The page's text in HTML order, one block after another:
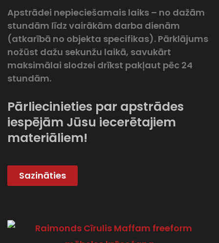
Apstrādei nepieciešamais laiks – no dažām
stundām līdz vairākām darba dienām
(atkarībā no objekta specifikas). Pārklājums
nožūst dažu sekunžu laikā, savukārt
maksimālai slodzei drīkst pakļaut pēc 24
stundām.
Pārliecinieties par apstrādes
iespējām Jūsu iecerētajiem
materiāliem!
Sazināties